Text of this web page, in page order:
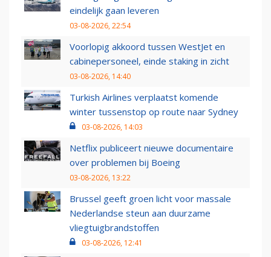
eindelijk gaan leveren
03-08-2026, 22:54
Voorlopig akkoord tussen WestJet en
cabinepersoneel, einde staking in zicht
03-08-2026, 14:40
Turkish Airlines verplaatst komende
winter tussenstop op route naar Sydney
03-08-2026, 14:03
Netflix publiceert nieuwe documentaire
over problemen bij Boeing
03-08-2026, 13:22
Brussel geeft groen licht voor massale
Nederlandse steun aan duurzame
vliegtuigbrandstoffen
03-08-2026, 12:41